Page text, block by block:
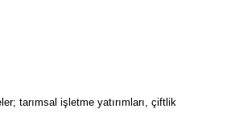
tarımsal işletme yatırımları, çiftlik